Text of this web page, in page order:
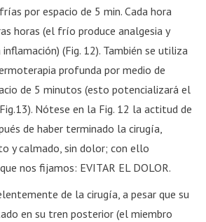
por espacio de 5 min. Cada hora
horas (el frío produce analgesia y
(Fig. 12). También se utiliza
profunda por medio de
de 5 minutos (esto potencializará el
Nótese en la Fig. 12 la actitud de
de haber terminado la cirugía,
y calmado, sin dolor; con ello
nos fijamos: EVITAR EL DOLOR.
de la cirugía, a pesar que su
en su tren posterior (el miembro